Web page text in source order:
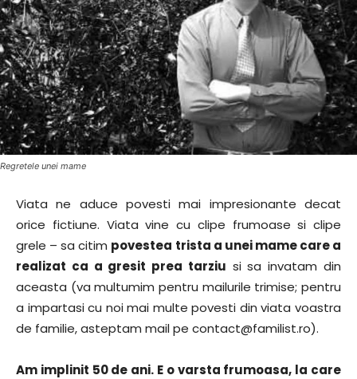
Regretele unei mame
Viata ne aduce povesti mai impresionante decat
orice fictiune. Viata vine cu clipe frumoase si clipe
grele – sa citim povestea trista a unei mame care a
realizat ca a gresit prea tarziu si sa invatam din
aceasta (va multumim pentru mailurile trimise; pentru
a impartasi cu noi mai multe povesti din viata voastra
de familie, asteptam mail pe contact@familist.ro).
Am implinit 50 de ani. E o varsta frumoasa, la care